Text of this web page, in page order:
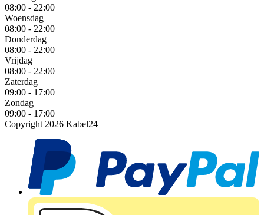
08:00 - 22:00
Woensdag
08:00 - 22:00
Donderdag
08:00 - 22:00
Vrijdag
08:00 - 22:00
Zaterdag
09:00 - 17:00
Zondag
09:00 - 17:00
Copyright 2026 Kabel24